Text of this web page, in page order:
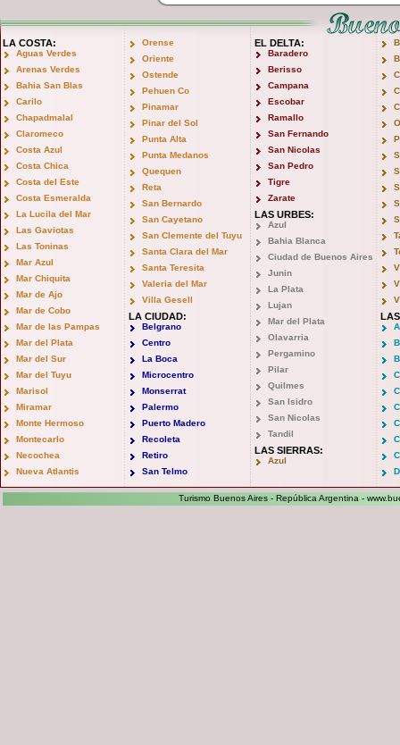
LA COSTA:
Aguas Verdes
Arenas Verdes
Bahia San Blas
Carilo
Chapadmalal
Claromeco
Costa Azul
Costa Chica
Costa del Este
Costa Esmeralda
La Lucila del Mar
Las Gaviotas
Las Toninas
Mar Azul
Mar Chiquita
Mar de Ajo
Mar de Cobo
Mar de las Pampas
Mar del Plata
Mar del Sur
Mar del Tuyu
Marisol
Miramar
Monte Hermoso
Montecarlo
Necochea
Nueva Atlantis
Orense
Oriente
Ostende
Pehuen Co
Pinamar
Pinar del Sol
Punta Alta
Punta Medanos
Quequen
Reta
San Bernardo
San Cayetano
San Clemente del Tuyu
Santa Clara del Mar
Santa Teresita
Valeria del Mar
Villa Gesell
LA CIUDAD:
Belgrano
Centro
La Boca
Microcentro
Monserrat
Palermo
Puerto Madero
Recoleta
Retiro
San Telmo
EL DELTA:
Baradero
Berisso
Campana
Escobar
Ramallo
San Fernando
San Nicolas
San Pedro
Tigre
Zarate
LAS URBES:
Azul
Bahia Blanca
Ciudad de Buenos Aires
Junin
La Plata
Lujan
Mar del Plata
Olavarria
Pergamino
Pilar
Quilmes
San Isidro
San Nicolas
Tandil
LAS SIERRAS:
Azul
Turismo Buenos Aires - República Argentina -